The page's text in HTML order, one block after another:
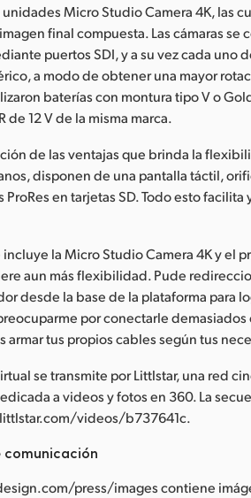
Micro Studio Camera 4K, las
final compuesta. Las cámaras se
puertos SDI, y a su vez cada uno
a modo de obtener una mayor
baterías con montura tipo V o
de 12 V de la misma marca.
de las ventajas que brinda la
disponen de una pantalla táctil,
en tarjetas SD. Todo esto facilita
la Micro Studio Camera 4K y el
aun más flexibilidad. Pude
desde la base de la plataforma para
por conectarle
armar tus propios cables según tus
se transmite por Littlstar, una red
a videos y fotos en 360. La
videos/b737641c.
comunicación
press/images contiene